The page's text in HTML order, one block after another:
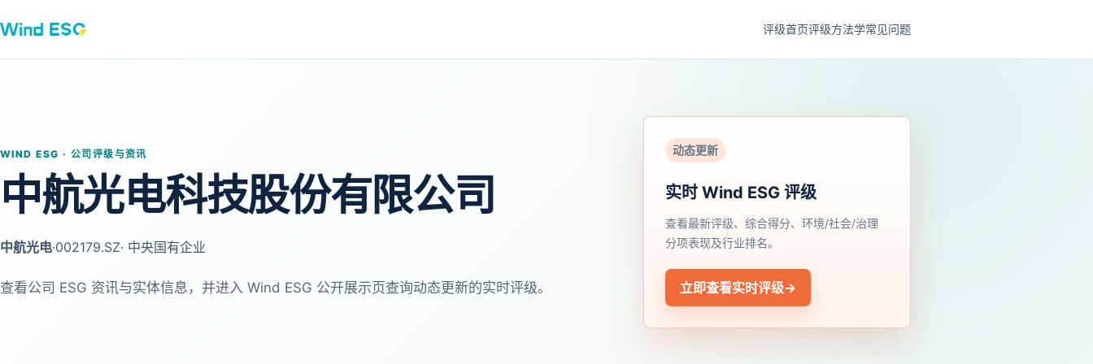
评级首页评级方法学常见问题
WIND ESG · 公司评级与资讯
中航光电科技股份有限公司
中航光电·002179.SZ· 中央国有企业
查看公司 ESG 资讯与实体信息，并进入 Wind ESG 公开展示页查询动态更新的实时评级。
动态更新
实时 Wind ESG 评级
查看最新评级、综合得分、环境/社会/治理
分项表现及行业排名。
立即查看实时评级→